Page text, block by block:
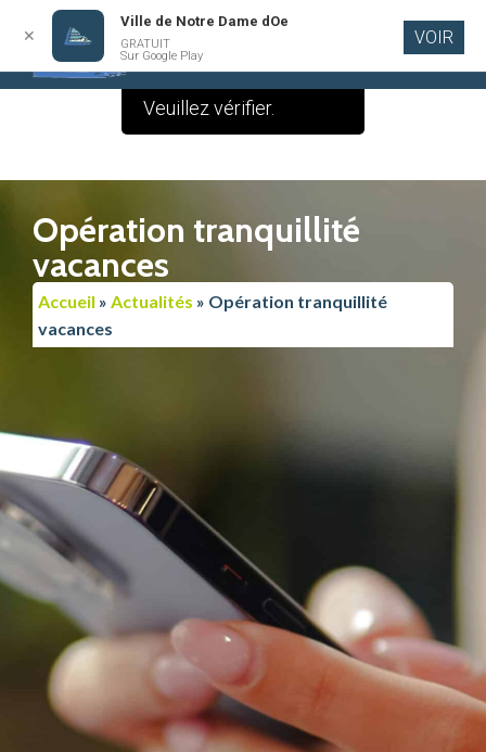
contenu
Opération tranquillité
vacances
Accueil » Actualités » Opération tranquillité
vacances
✕
Ville de Notre Dame dOe
GRATUIT
Sur Google Play
VOIR